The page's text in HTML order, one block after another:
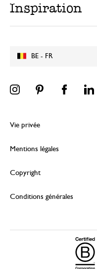
BE - FR
Inspiration
Vie privée
Mentions légales
Copyright
Conditions générales